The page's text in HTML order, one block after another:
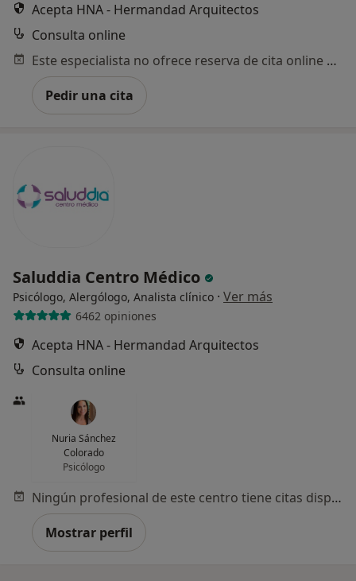
Acepta HNA - Hermandad Arquitectos
Consulta online
Este especialista no ofrece reserva de cita online en esta dirección.
Pedir una cita
Saluddia Centro Médico
Psicólogo, Alergólogo, Analista clínico · Ver más
6462 opiniones
Acepta HNA - Hermandad Arquitectos
Consulta online
Nuria Sánchez
Colorado
Psicólogo
Ningún profesional de este centro tiene citas disponibles
Mostrar perfil